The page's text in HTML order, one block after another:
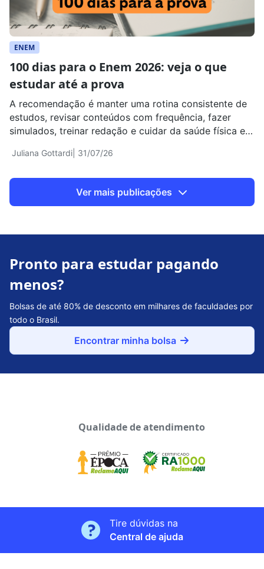
ENEM
100 dias para o Enem 2026: veja o que
estudar até a prova
Juliana Gottardi | 31/07/26
A recomendação é manter uma rotina consistente de
estudos, revisar conteúdos com frequência, fazer
simulados, treinar redação e cuidar da saúde física e
Ver mais publicações
Pronto para estudar pagando
menos?
Bolsas de até 80% de desconto em milhares de faculdades por
todo o Brasil.
Encontrar minha bolsa
Qualidade de atendimento
Tire dúvidas na
Central de ajuda